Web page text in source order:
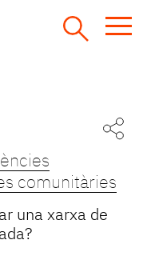
comunitàries
una xarxa de